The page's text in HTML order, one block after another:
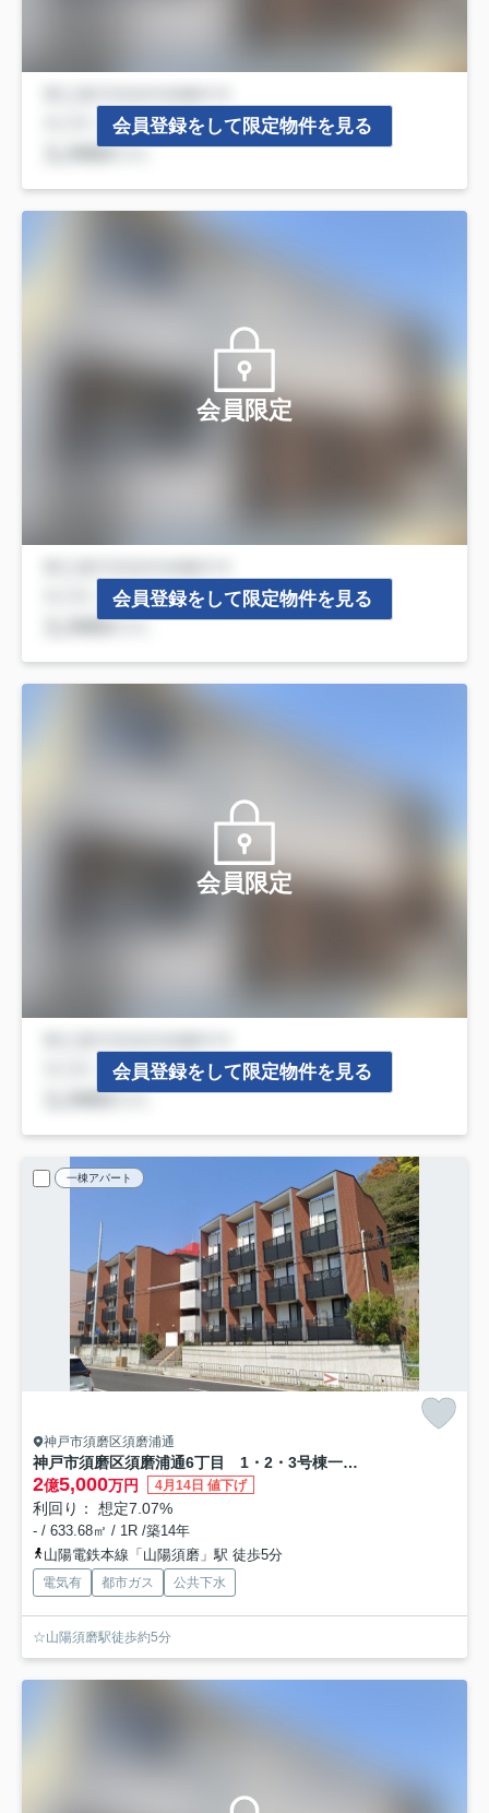
会員登録をして限定物件を見る
会員限定
会員登録をして限定物件を見る
会員限定
会員登録をして限定物件を見る
一棟アパート
神戸市須磨区須磨浦通
神戸市須磨区須磨浦通6丁目 1・2・3号棟一括売アパート
2億5,000万円 4月14日 値下げ
利回り： 想定7.07%
- / 633.68㎡ / 1R /築14年
山陽電鉄本線「山陽須磨」駅 徒歩5分
電気有 都市ガス 公共下水
☆山陽須磨駅徒歩約5分